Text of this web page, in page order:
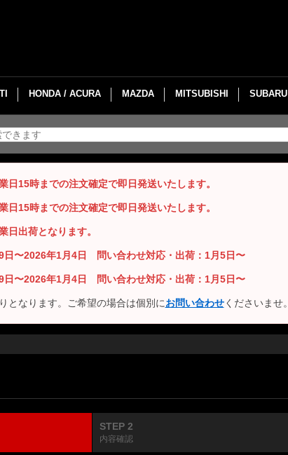
HONDA / ACURA MAZDA MITSUBISHI SUBARU
15時までの注文確定で即日発送いたします。
15時までの注文確定で即日発送いたします。
出荷となります。
〜2026年1月4日 問い合わせ対応・出荷：1月5日〜
〜2026年1月4日 問い合わせ対応・出荷：1月5日〜
となります。ご希望の場合は個別にお問い合わせくださいませ。
STEP 2
内容確認